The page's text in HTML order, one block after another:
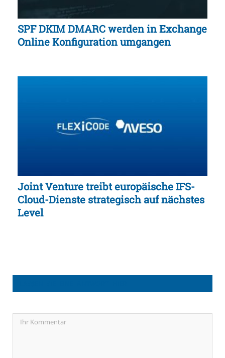
SPF DKIM DMARC werden in Exchange
Online Konfiguration umgangen
Joint Venture treibt europäische IFS-
Cloud-Dienste strategisch auf nächstes
Level